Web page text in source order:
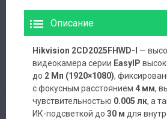
Описание
Hikvision 2CD2025FHWD-I —
видеокамера серии EasyIP
до 2 Мп (1920×1080),
с фокусным расстоянием 4 мм,
чувствительностью 0.005 лк, а
ИК-подсветкой до 30 м для